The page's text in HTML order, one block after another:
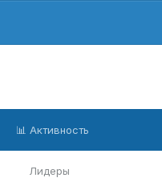
Лидеры
📊 Активность